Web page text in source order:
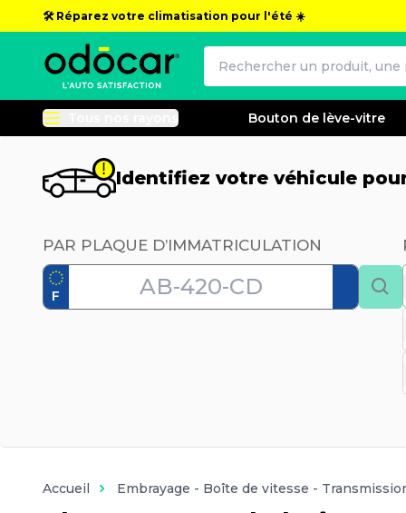
🛠️ Réparez votre climatisation pour l'été ☀️
Tous nos rayons Bouton de lève-vitre
Identifiez votre véhicule
PAR PLAQUE D’IMMATRICULATION
F
Accueil Embrayage - Boîte de vitesse -